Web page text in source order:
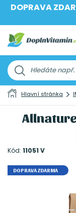
DOPRAVA
Hlavní stránka
Kód: 11051 V
DOPRAVA ZDARMA